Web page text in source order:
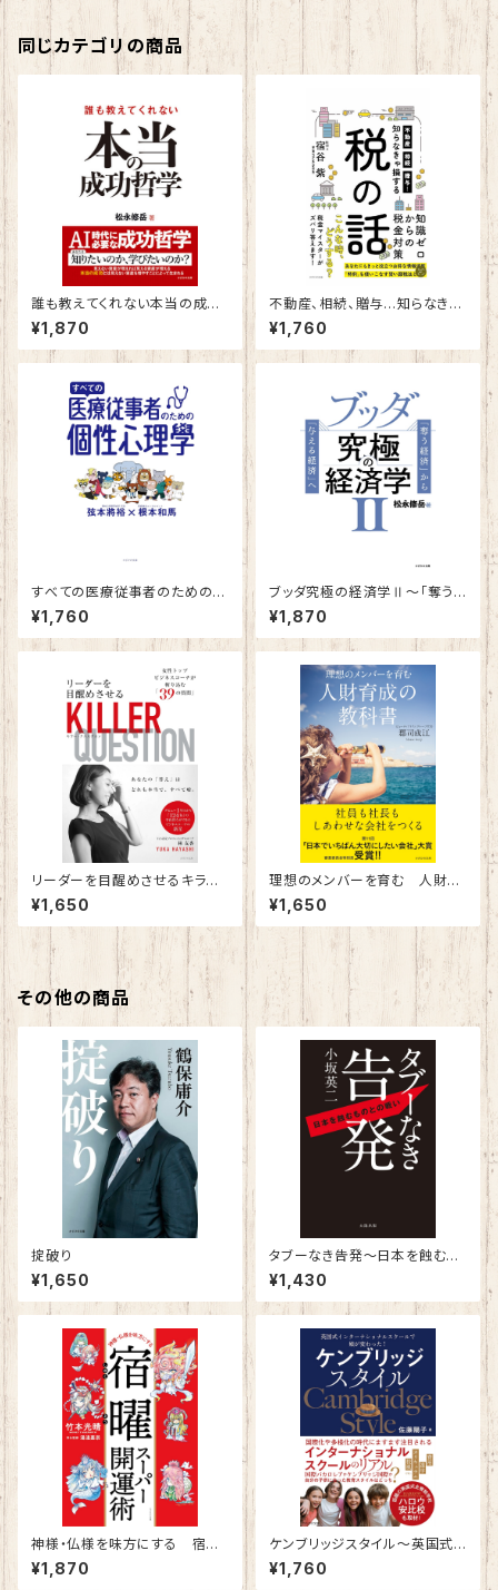
同じカテゴリの商品
誰も教えてくれない本当の成功
哲学
¥1,870
不動産、相続、贈与…知らなきゃ
損する税の話
¥1,760
すべての医療従事者のための個
性心理學
¥1,760
ブッダ究極の経済学Ⅱ～「奪う
経済」から「与える経済」へ～
¥1,870
リーダーを目醒めさせるキラー・
クエスチョン～女性トップコーチ
が斬り込む「39」の質問～
¥1,650
理想のメンバーを育む 人財育
成の教科書
¥1,650
その他の商品
掟破り
¥1,650
タブーなき告発～日本を蝕むも
のとの戦い～
¥1,430
神様・仏様を味方にする 宿曜
スーパー開運術
¥1,870
ケンブリッジスタイル～英国式イ
ンターナショナルスクールで娘が
変わった！～
¥1,760